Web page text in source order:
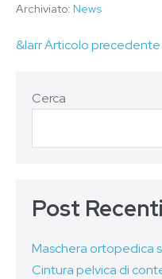
Archiviato: News
&larr Articolo precedente
Cerca
Post Recenti
Maschera ortopedica
Cintura pelvica di